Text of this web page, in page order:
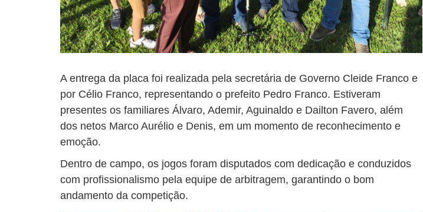
A entrega da placa foi realizada pela secretária de Governo Cleide Franco e
por Célio Franco, representando o prefeito Pedro Franco. Estiveram
presentes os familiares Álvaro, Ademir, Aguinaldo e Dailton Favero, além
dos netos Marco Aurélio e Denis, em um momento de reconhecimento e
emoção.
Dentro de campo, os jogos foram disputados com dedicação e conduzidos
com profissionalismo pela equipe de arbitragem, garantindo o bom
andamento da competição.